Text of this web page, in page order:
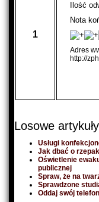
1
Ilość
Nota
Adres
http://
Losowe artykuły
Usługi
Jak dbać o rzepak
Oświetlenie
publicznej
Spraw, że na
Sprawdzone
Oddaj swój